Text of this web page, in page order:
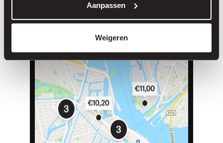
Aanpassen
Weigeren
Straatparkeren zonder servicekosten